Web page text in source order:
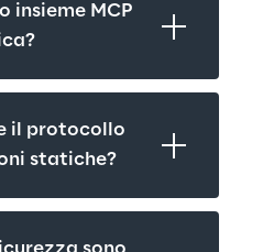
insieme MCP
il protocollo
statiche?